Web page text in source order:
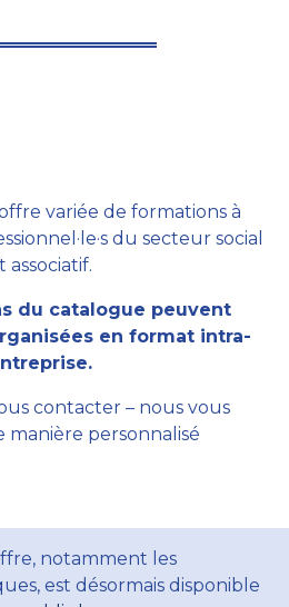
variée de formations à
du secteur social
associatif.
du catalogue peuvent
en format intra-
contacter – nous vous
manière personnalisé
notamment les
est désormais disponible